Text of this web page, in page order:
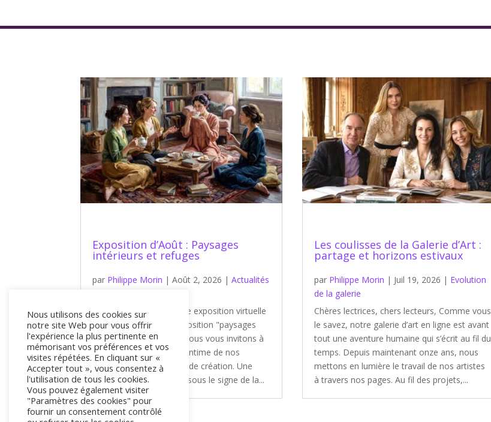
Exposition d’Août : Paysages
intérieurs et refuges
par Philippe Morin |Août 2, 2026 |Actualités
Bienvenue sur la nouvelle exposition virtuelle
de Galerie Koronin, : exposition "paysages
intérieurs" . Ce mois-ci, nous vous invitons à
explorer la cartographie intime de nos
artistes et leurs espaces de création. Une
programmation estivale sous le signe de la...
Les coulisses de la Galerie d’Art :
partage et horizons estivaux
par Philippe Morin | Juil 19, 2026 | Evolution
de la galerie
Chères lectrices, chers lecteurs, Comme vous
le savez, notre galerie d’art en ligne est avant
tout une aventure humaine qui s’écrit au fil du
temps. Depuis maintenant onze ans, nous
mettons en lumière le travail de nos artistes
à travers nos pages. Au fil des projets,...
Nous utilisons des cookies sur
notre site Web pour vous offrir
l'expérience la plus pertinente en
mémorisant vos préférences et vos
visites répétées. En cliquant sur «
Accepter tout », vous consentez à
l'utilisation de tous les cookies.
Vous pouvez également visiter
"Paramètres des cookies" pour
fournir un consentement contrôlé